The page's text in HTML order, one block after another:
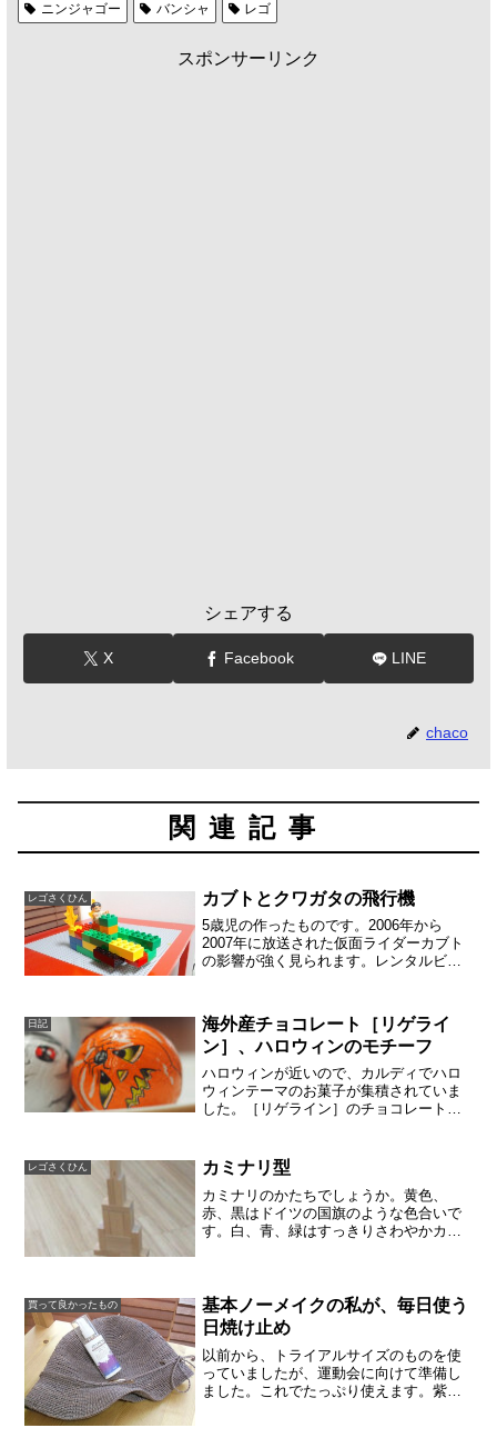
ニンジャゴー
バンシャ レゴ
スポンサーリンク
シェアする
X Facebook LINE
chaco
関連記事
レゴさくひん カブトとクワガタの飛行機
5歳児の作ったものです。2006年から
2007年に放送された仮面ライダーカブト
の影響が強く見られます。レンタルビデ
レンタルしています。仮面ライダーカブ
トは、35周年...
日記
海外産チョコレート［リゲライ
ン］、ハロウィンのモチーフ
ハロウィンが近いので、カルディでハロ
ウィンテーマのお菓子が集積されていま
した。［リゲライン］のチョコレートは
大使館やドイツ大使館で開催されていた
クリスマスメラ（お祭り）...
レゴさくひん カミナリ型
カミナリのかたちでしょうか。黄色、
赤、黒はドイツの国旗のような色合いで
す。白、青、緑はすっきりさわやかカラ
買って良かったもの
基本ノーメイクの私が、毎日使う
日焼け止め
以前から、トライアルサイズのものを使
っていましたが、運動会に向けて準備し
ました。これでたっぷり使えます。紫外